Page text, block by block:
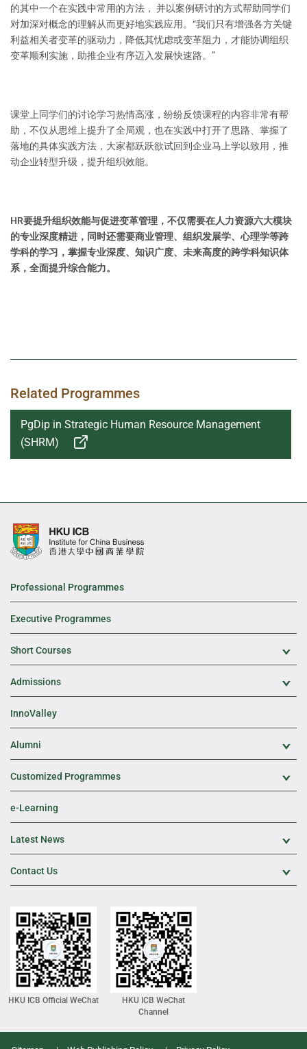
的其中一个在实践中常用的方法， 并以案例研讨的方式帮助同学们
对加深对概念的理解从而更好地实践应用。“我们只有增强各方关键
利益相关者变革的驱动力，降低其忧虑或变革阻力，才能协调组织
变革顺利实施，助推企业有序迈入发展快速路。”
课堂上同学们的讨论学习热情高涨，纷纷反馈课程的内容非常有帮
助，不仅从思维上提升了全局观，也在实践中打开了思路、掌握了
落地的具体实践方法，大家都跃跃欲试回到企业马上学以致用，推
动企业转型升级，提升组织效能。
HR要提升组织效能与促进变革管理，不仅需要在人力资源六大模块
的专业深度精进，同时还需要商业管理、组织发展学、心理学等跨
学科的学习，掌握专业深度、知识广度、未来高度的跨学科知识体
系，全面提升综合能力。
Related Programmes
PgDip in Strategic Human Resource Management
(SHRM)
Professional Programmes
Executive Programmes
Short Courses
Admissions
InnoValley
Alumni
Customized Programmes
e-Learning
Latest News
Contact Us
HKU ICB Official WeChat
HKU ICB WeChat
Channel